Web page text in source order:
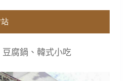
腐鍋、韓式小吃